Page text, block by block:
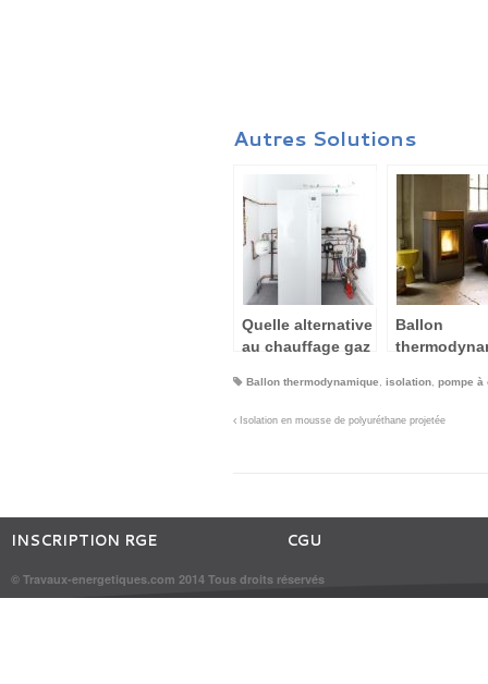
Autres Solutions
Quelle alternative
au chauffage gaz
Ballon
granulés
Ballon thermodynamique, isolation, pompe à
Isolation en mousse de polyuréthane projetée
INSCRIPTION RGE CGU
© Travaux-energetiques.com 2014 Tous droits réservés